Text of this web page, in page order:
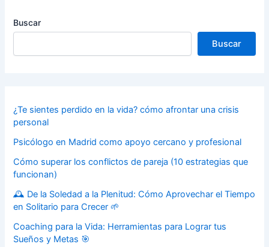
Buscar
Buscar
¿Te sientes perdido en la vida? cómo afrontar una crisis
personal
Psicólogo en Madrid como apoyo cercano y profesional
Cómo superar los conflictos de pareja (10 estrategias que
funcionan)
🕰️ De la Soledad a la Plenitud: Cómo Aprovechar el Tiempo
en Solitario para Crecer 🌱
Coaching para la Vida: Herramientas para Lograr tus
Sueños y Metas 🎯